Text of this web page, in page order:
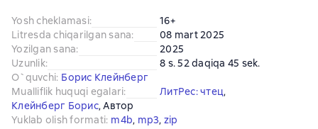
Yosh cheklamasi:
16+
Litresda chiqarilgan sana:
08 mart 2025
Yozilgan sana:
2025
Uzunlik:
8 s. 52 daqiqa 45 sek.
O`quvchi: Борис Клейнберг
Mualliflik huquqi egalari: ЛитРес: чтец,
Клейнберг Борис, Автор
Yuklab olish formati: m4b, mp3, zip